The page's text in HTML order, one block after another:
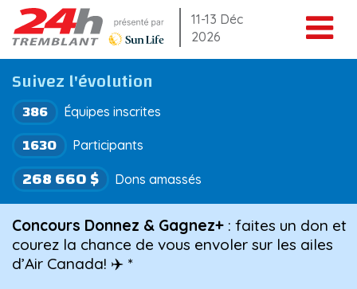
Aller
au
contenu
11-13 Déc
2026
Suivez l'évolution
386 Équipes inscrites
268 660 $ Dons amassés
1630 Participants
Concours Donnez & Gagnez+ : faites un don et
courez la chance de vous envoler sur les ailes
d’Air Canada! ✈️ *